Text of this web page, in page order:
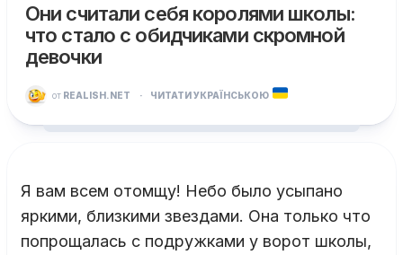
Они считали себя королями школы:
что стало с обидчиками скромной
девочки
от REALISH.NET · ЧИТАТИ УКРАЇНСЬКОЮ
Я вам всем отомщу! Небо было усыпано
яркими, близкими звездами. Она только что
попрощалась с подружками у ворот школы,